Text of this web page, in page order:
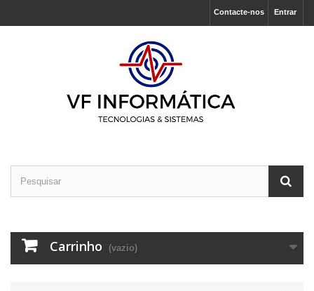
Entrar
Contacte-nos
Carrinho (vazio)